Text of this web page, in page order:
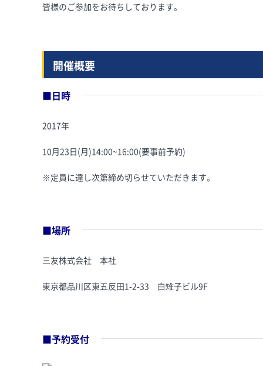
皆様のご参加をお待ちしております。
開催概要
■日時
2017年
10月23日(月)14:00~16:00(要事前予約)
※定員に達し次第締め切らせていただきます。
■場所
三友株式会社 本社
東京都品川区東五反田1-2-33 白雉子ビル9F
■予約受付